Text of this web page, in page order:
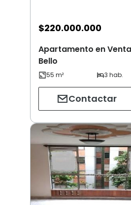
$220.000.000
Apartamento en
Bello
Contactar